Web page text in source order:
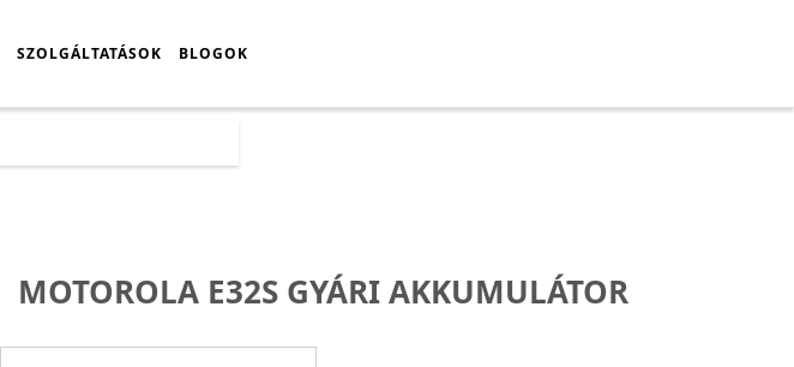
SZOLGÁLTATÁSOK BLOGOK
MOTOROLA E32S GYÁRI AKKUMULÁTOR